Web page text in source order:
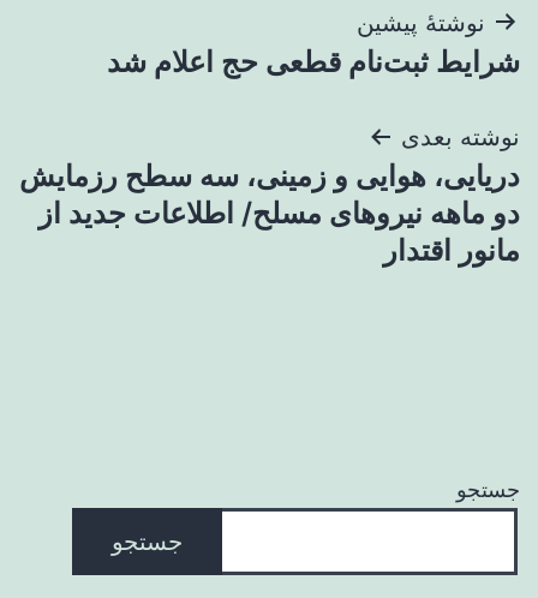
راهبری
نوشته
نوشتهٔ پیشین
شرایط ثبت‌نام قطعی حج اعلام شد
نوشته بعدی
دریایی، هوایی و زمینی، سه سطح رزمایش
دو ماهه نیروهای مسلح/ اطلاعات جدید از
مانور اقتدار
جستجو
جستجو